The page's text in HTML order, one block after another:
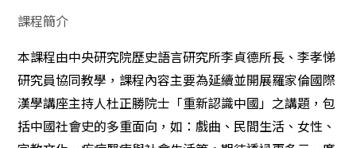
課程簡介
本課程由中央研究院歷史語言研究所李貞德所長、李孝悌
研究員協同教學，課程內容主要為延續並開展羅家倫國際
漢學講座主持人杜正勝院士「重新認識中國」之講題，包
括中國社會史的多重面向，如：戲曲、民間生活、女性、